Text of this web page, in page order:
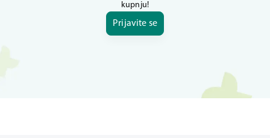
kupnju!
Prijavite se